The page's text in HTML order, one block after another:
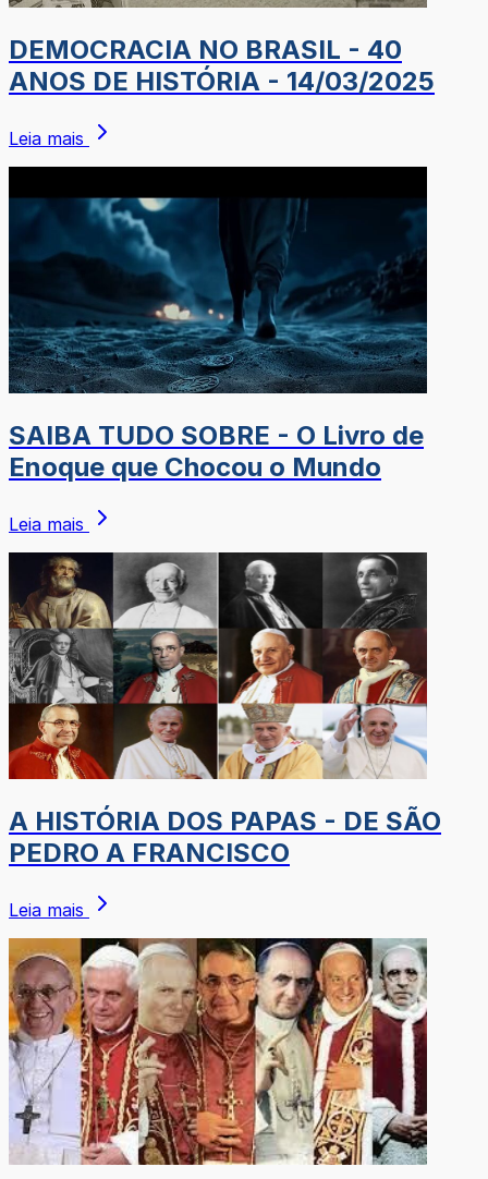
DEMOCRACIA NO BRASIL - 40
ANOS DE HISTÓRIA - 14/03/2025
Leia mais
SAIBA TUDO SOBRE - O Livro de
Enoque que Chocou o Mundo
Leia mais
A HISTÓRIA DOS PAPAS - DE SÃO
PEDRO A FRANCISCO
Leia mais